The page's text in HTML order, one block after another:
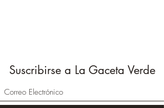
Suscribirse a La Gaceta Verde